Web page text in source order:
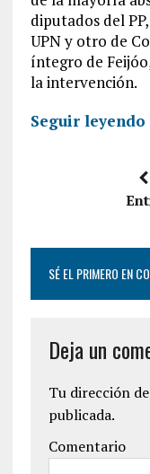
diputados del
UPN y otro de
íntegro de
la intervención.
Seguir leyendo
SÉ EL PRIMERO EN
Deja un
Tu dirección
publicada.
Comentario